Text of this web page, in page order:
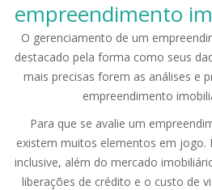
empreendimento
O gerenciamento de um
destacado pela forma como seus
mais precisas forem as análises e
empreendimento
Para que se avalie um
existem muitos elementos em jogo.
inclusive, além do mercado
liberações de crédito e o custo de